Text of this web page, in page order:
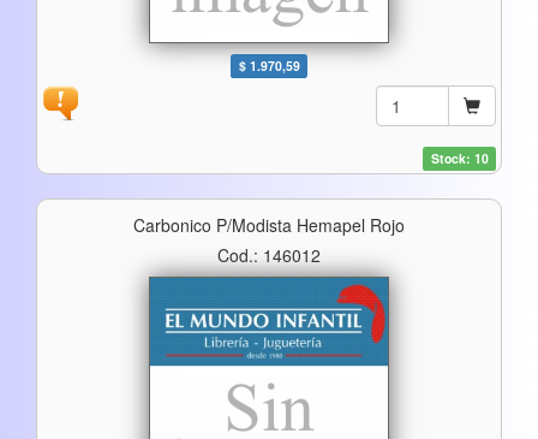
$ 1.970,59
Stock: 10
Carbonico P/modista Hemapel Rojo
Cod.: 146012